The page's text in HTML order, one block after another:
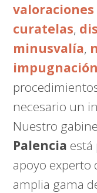
curatelas,
minusvalía,
necesario un
Nuestro
Palencia
apoyo experto
amplia gama